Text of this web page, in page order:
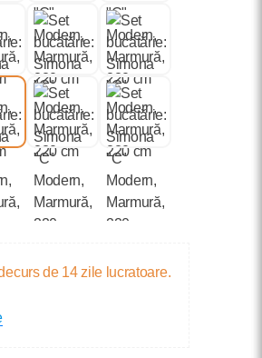
de 14 zile lucratoare.